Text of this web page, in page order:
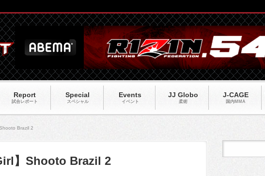
Report
試合レポート
Special
スペシャル
Events
イベント
JJ Globo
柔術
J-CAGE
国内MMA
Brazil 2
】Shooto Brazil 2